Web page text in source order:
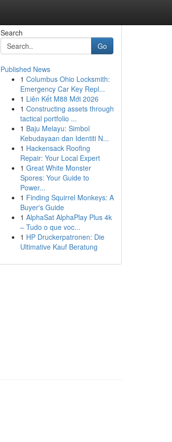
Search
Go
Published News
1 Columbus Ohio Locksmith:
Emergency Car Key Repl...
1 Liên Kết M88 Mới 2026
1 Constructing assets through
tactical portfolio ...
1 Baju Melayu: Simbol
Kebudayaan dan Identiti N...
1 Hackensack Roofing
Repair: Your Local Expert
1 Great White Monster
Spores: Your Guide to
Power...
1 Finding Squirrel Monkeys: A
Buyer's Guide
1 AlphaSat AlphaPlay Plus 4k
– Tudo o que voc...
1 HP Druckerpatronen: Die
Ultimative Kauf Beratung